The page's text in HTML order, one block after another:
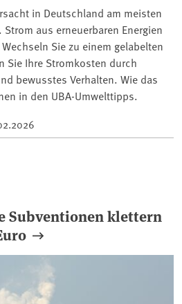
in Deutschland am meisten
aus erneuerbaren Energien
Sie zu einem gelabelten
Sie Ihre Stromkosten durch
bewusstes Verhalten. Wie das
in den UBA-Umwelttipps.
Subventionen klettern